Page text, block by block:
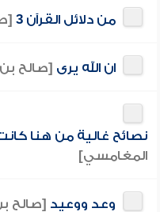
من دلائل القرآن 3
ان الله يرى [صالح
نصائح غالية من هنا كانت
المغامسي]
وعد ووعيد [صالح